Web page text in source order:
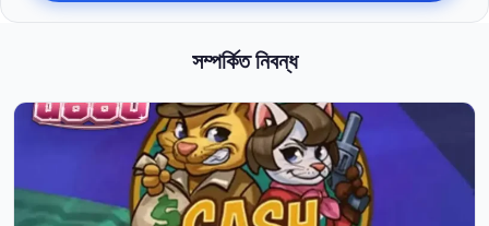
সম্পর্কিত নিবন্ধ